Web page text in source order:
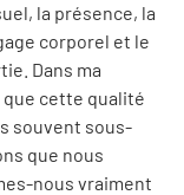
la présence, la
corporel et le
Dans ma
cette qualité
souvent sous-
que nous
nous vraiment